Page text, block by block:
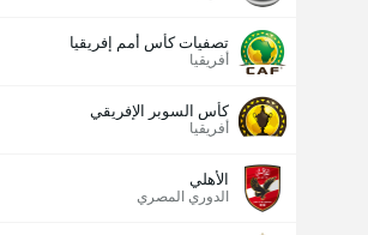
تصفيات كأس أمم إفريقيا
أفريقيا
كأس السوبر الإفريقي
أفريقيا
الأهلي
الدوري المصري